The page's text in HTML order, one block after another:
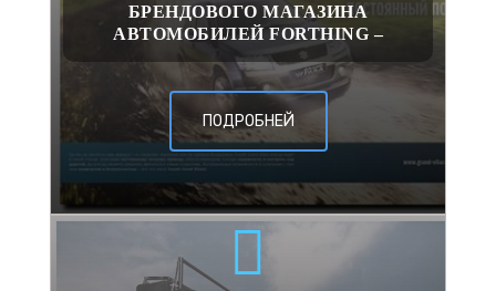
БРЕНДОВОГО МАГАЗИНА
АВТОМОБИЛЕЙ FORTHING –
ПОДРОБНЕЙ